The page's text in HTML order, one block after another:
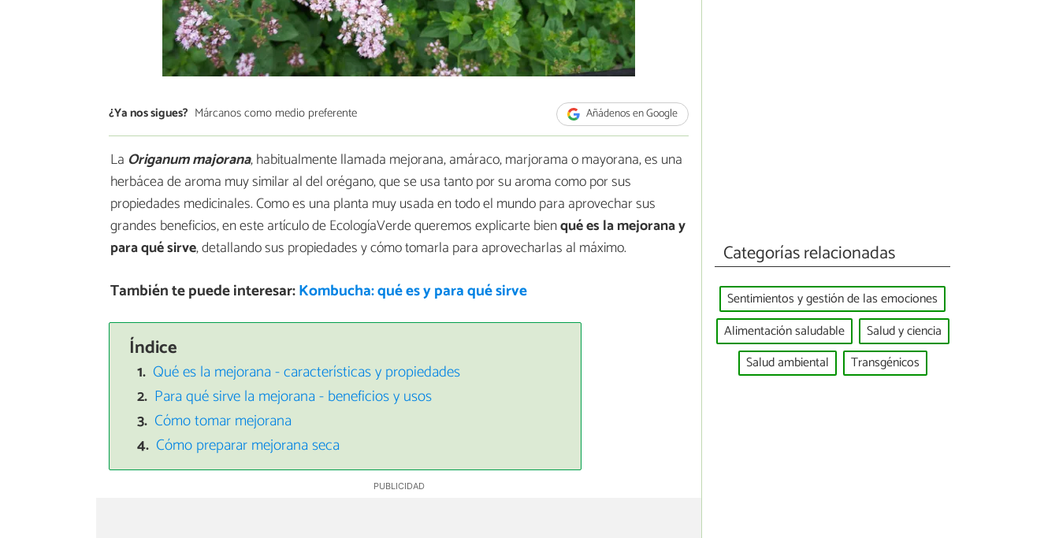
¿Ya nos sigues? Márcanos como medio preferente Añádenos en Google
La Origanum majorana, habitualmente llamada mejorana, amáraco, marjorama o mayorana, es una
herbácea de aroma muy similar al del orégano, que se usa tanto por su aroma como por sus
propiedades medicinales. Como es una planta muy usada en todo el mundo para aprovechar sus
grandes beneficios, en este artículo de EcologíaVerde queremos explicarte bienqué es la mejorana y
para qué sirve, detallando sus propiedades y cómo tomarla para aprovecharlas al máximo.
También te puede interesar:Kombucha: qué es y para qué sirve
Índice
Qué es la mejorana - características y propiedades
Para qué sirve la mejorana - beneficios y usos
Cómo tomar mejorana
Cómo preparar mejorana seca
Categorías relacionadas
Sentimientos y gestión de las emociones
Alimentación saludable
Salud y ciencia
Salud ambiental
Transgénicos